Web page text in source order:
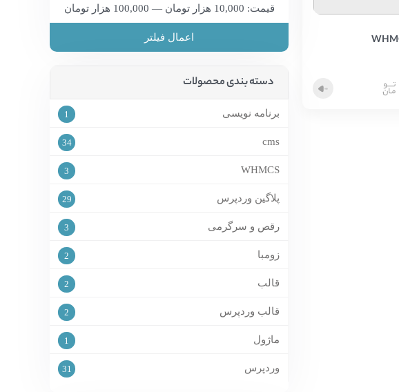
قیمت: 10,000 هزار تومان — 100,000 هزار تومان
اعمال فیلتر
دسته بندی محصولات
برنامه نویسی 1
cms
34
WHMCS
3
پلاگین وردپرس 29
رقص و سرگرمی 3
زومبا 2
قالب 2
قالب وردپرس 2
ماژول 1
وردپرس 31